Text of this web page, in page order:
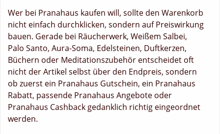
Wer bei Pranahaus kaufen will, sollte den Warenkorb
nicht einfach durchklicken, sondern auf Preiswirkung
bauen. Gerade bei Räucherwerk, Weißem Salbei,
Palo Santo, Aura-Soma, Edelsteinen, Duftkerzen,
Büchern oder Meditationszubehör entscheidet oft
nicht der Artikel selbst über den Endpreis, sondern
ob zuerst ein Pranahaus Gutschein, ein Pranahaus
Rabatt, passende Pranahaus Angebote oder
Pranahaus Cashback gedanklich richtig eingeordnet
werden.